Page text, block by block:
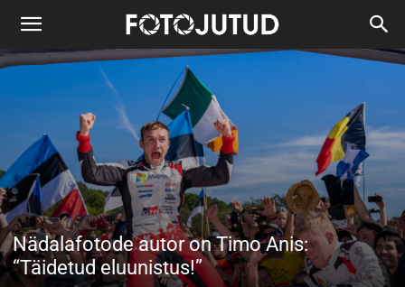
Nädalafotode autor on Timo Anis:
“Täidetud eluunistus!”